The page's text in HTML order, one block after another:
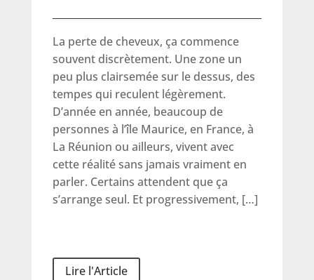
La perte de cheveux, ça commence
souvent discrètement. Une zone un
peu plus clairsemée sur le dessus, des
tempes qui reculent légèrement.
D’année en année, beaucoup de
personnes à l’île Maurice, en France, à
La Réunion ou ailleurs, vivent avec
cette réalité sans jamais vraiment en
parler. Certains attendent que ça
s’arrange seul. Et progressivement, […]
Lire l'Article